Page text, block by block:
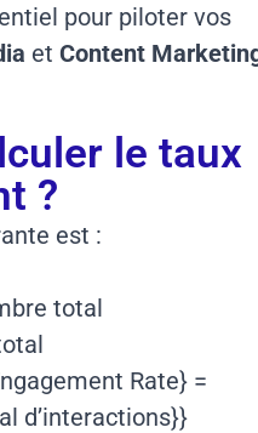
pour piloter vos
etContent
le taux
?
est :
total
Rate} =
d’interactions}}